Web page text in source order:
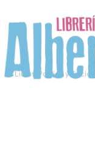
Libros Política y